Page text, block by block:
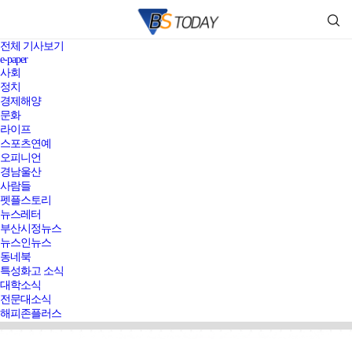
전체 기사보기
e-paper
사회
정치
경제해양
문화
라이프
스포츠연예
오피니언
경남울산
사람들
펫플스토리
뉴스레터
부산시정뉴스
뉴스인뉴스
동네북
특성화고 소식
대학소식
전문대소식
해피존플러스